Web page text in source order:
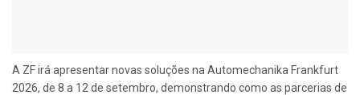
A ZF irá apresentar novas soluções na Automechanika Frankfurt
2026, de 8 a 12 de setembro, demonstrando como as parcerias de